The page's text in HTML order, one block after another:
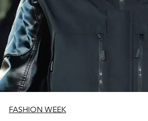
FASHION WEEK